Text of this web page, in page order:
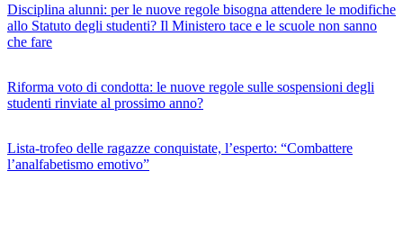
Disciplina alunni: per le nuove regole bisogna attendere le modifiche
allo Statuto degli studenti? Il Ministero tace e le scuole non sanno
che fare
Riforma voto di condotta: le nuove regole sulle sospensioni degli
studenti rinviate al prossimo anno?
Lista-trofeo delle ragazze conquistate, l’esperto: “Combattere
l’analfabetismo emotivo”